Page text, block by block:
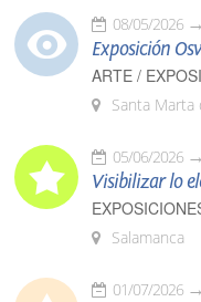
08/05/2026
Exposición
ARTE /
Santa Marta
05/06/2026
Visibilizar lo
Salamanca
01/07/2026